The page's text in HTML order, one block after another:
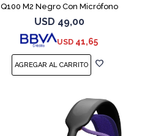
Q100 M2 Negro Con Micrófono
USD 49,00
USD 41,65